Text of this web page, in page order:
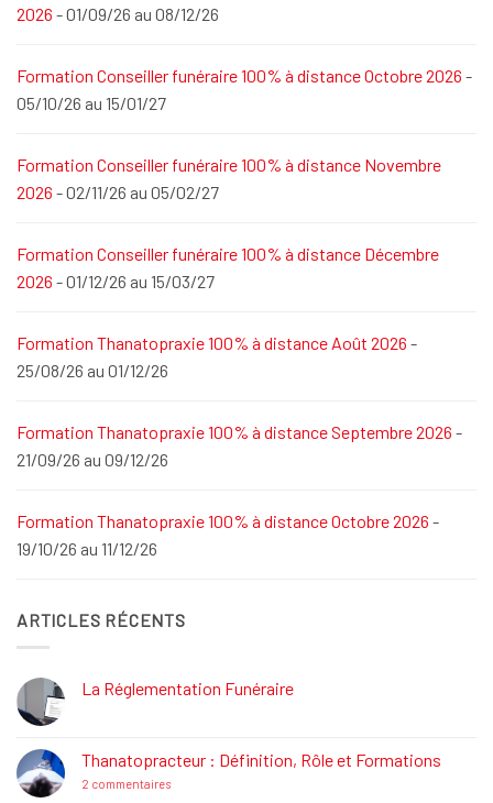
2026 - 01/09/26 au 08/12/26
Formation Conseiller funéraire 100% à distance Octobre 2026 -
05/10/26 au 15/01/27
Formation Conseiller funéraire 100% à distance Novembre
2026 - 02/11/26 au 05/02/27
Formation Conseiller funéraire 100% à distance Décembre
2026 - 01/12/26 au 15/03/27
Formation Thanatopraxie 100% à distance Août 2026 -
25/08/26 au 01/12/26
Formation Thanatopraxie 100% à distance Septembre 2026 -
21/09/26 au 09/12/26
Formation Thanatopraxie 100% à distance Octobre 2026 -
19/10/26 au 11/12/26
ARTICLES RÉCENTS
La Réglementation Funéraire
La
Réglementation
Funéraire
Thanatopracteur : Définition, Rôle et Formations
2 commentairessur